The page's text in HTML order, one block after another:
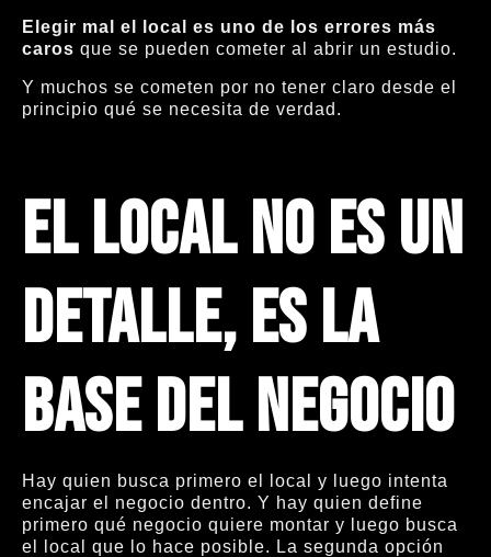
Elegir mal el local es uno de los errores más
caros que se pueden cometer al abrir un estudio.
Y muchos se cometen por no tener claro desde el
principio qué se necesita de verdad.
El local no es un
detalle, es la
base del negocio
Hay quien busca primero el local y luego intenta
encajar el negocio dentro. Y hay quien define
primero qué negocio quiere montar y luego busca
el local que lo hace posible. La segunda opción